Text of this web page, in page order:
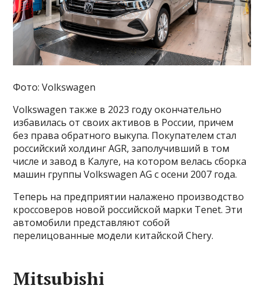
Фото: Volkswagen
Volkswagen также в 2023 году окончательно
избавилась от своих активов в России, причем
без права обратного выкупа. Покупателем стал
российский холдинг AGR, заполучивший в том
числе и завод в Калуге, на котором велась сборка
машин группы Volkswagen AG с осени 2007 года.
Теперь на предприятии налажено производство
кроссоверов новой российской марки Tenet. Эти
автомобили представляют собой
перелицованные модели китайской Chery.
Mitsubishi